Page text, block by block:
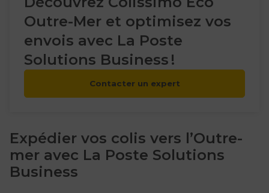
Outre-Mer et optimisez vos
envois avec La Poste
Solutions Business !
Contacter un expert
Expédier vos colis vers l’Outre-
mer avec La Poste Solutions
Business